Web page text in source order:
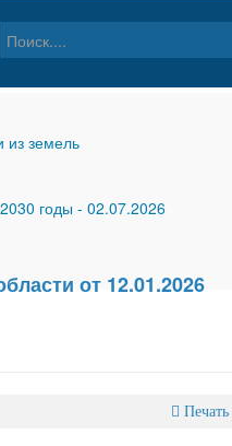
из земель
годы - 02.07.2026
от 12.01.2026
Печать